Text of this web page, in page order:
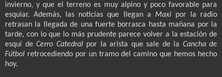
invierno, y que el terreno es muy alpino y poco favorable para
esquiar. Además, las noticias que llegan a Maxi por la radio
retrasan la llegada de una fuerte borrasca hasta mañana por la
tarde, con lo que lo más prudente parece volver a la estación de
esquí de Cerro Catedralpor la arista que sale de la Cancha de
Fútbol retrocediendo por un tramo del camino que hemos hecho
hoy.